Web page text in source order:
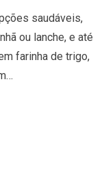
saudáveis,
ou lanche, e até
farinha de trigo,